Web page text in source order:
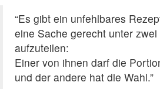
“Es gibt ein unfehlbares
eine Sache gerecht unter
aufzuteilen:
Einer von ihnen darf die
und der andere hat die Wahl.”